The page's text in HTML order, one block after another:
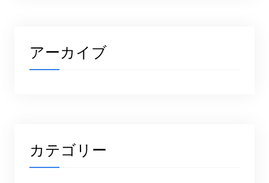
アーカイブ
カテゴリー